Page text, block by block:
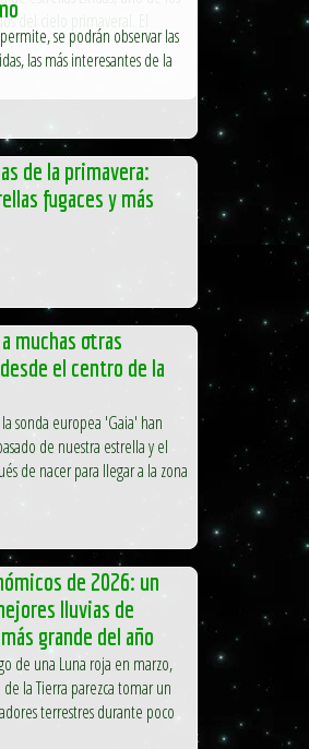
del cielo primaveral. El
se podrán observar las
las más interesantes de la
de la primavera:
fugaces y más
muchas otras
el centro de la
sonda europea 'Gaia' han
de nuestra estrella y el
de nacer para llegar a la zona
de 2026: un
lluvias de
grande del año
de una Luna roja en marzo,
la Tierra parezca tomar un
terrestres durante poco